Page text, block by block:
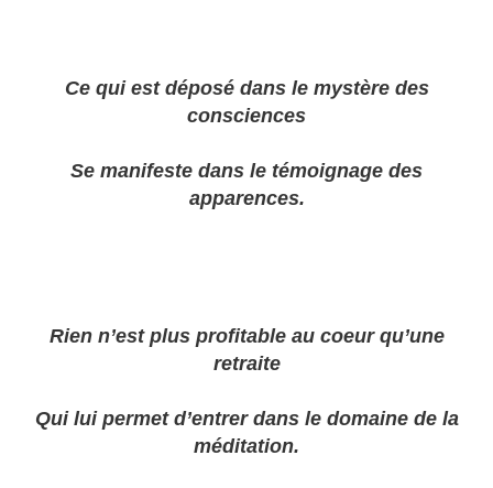
Ce qui est déposé dans le mystère des
consciences
Se manifeste dans le témoignage des
apparences.
Rien n’est plus profitable au coeur qu’une
retraite
Qui lui permet d’entrer dans le domaine de la
méditation.